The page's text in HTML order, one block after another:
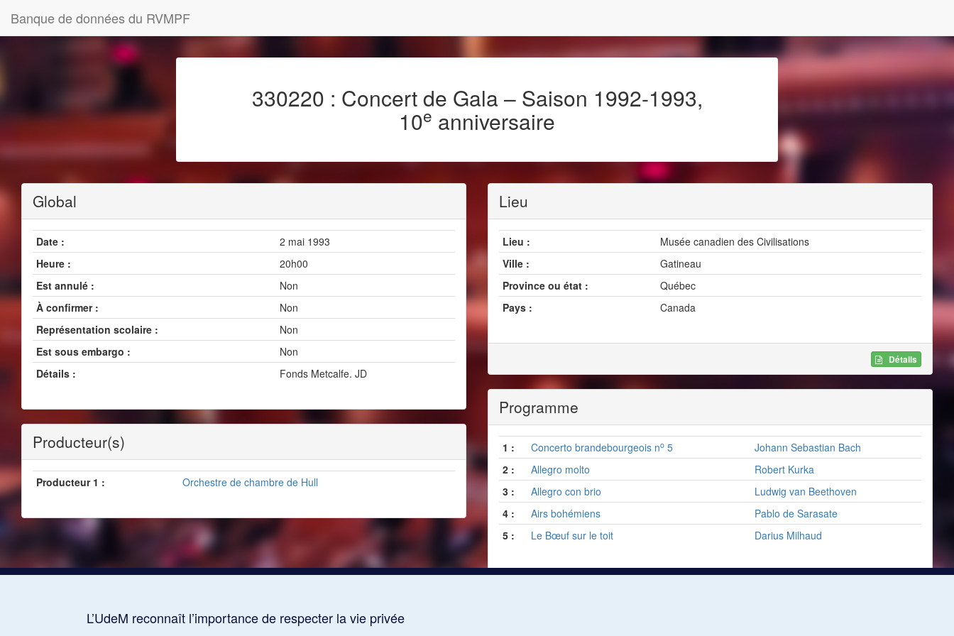
Banque de données du RVMPF
330220 : Concert de Gala – Saison 1992-1993,
10e anniversaire
Global
Date :
2 mai 1993
Heure :
20h00
Est annulé :
Non
À confirmer :
Non
Représentation scolaire :
Non
Est sous embargo :
Non
Détails :
Fonds Metcalfe. JD
Producteur(s)
Producteur 1 : Orchestre de chambre de Hull
Lieu
Lieu :
Musée canadien des Civilisations
Ville :
Gatineau
Province ou état :
Québec
Pays :
Canada
Détails
Programme
1 : Concerto brandebourgeois no 5
Johann Sebastian Bach
2 :
Allegro molto
Robert Kurka
3 :
Allegro con brio
Ludwig van Beethoven
4 :
Airs bohémiens
Pablo de Sarasate
5 :
Le Bœuf sur le toit Darius Milhaud
L’UdeM reconnaît l’importance de respecter la vie privée